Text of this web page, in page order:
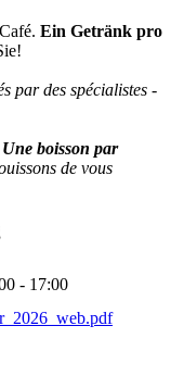
Ein Getränk pro
par des spécialistes -
Une boisson par
de vous
- 17:00